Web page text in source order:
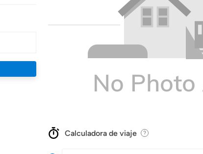
Calculadora de viaje